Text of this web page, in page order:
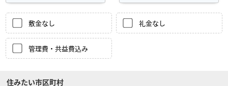
敷金なし 礼金なし
管理費・共益費込み
住みたい市区町村